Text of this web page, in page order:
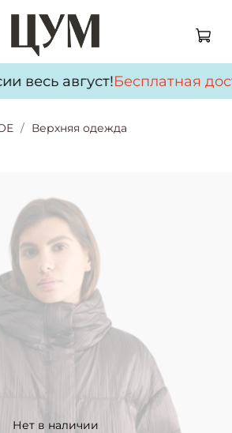
весь август!Бесплатная
Верхняя одежда
Нет в наличии